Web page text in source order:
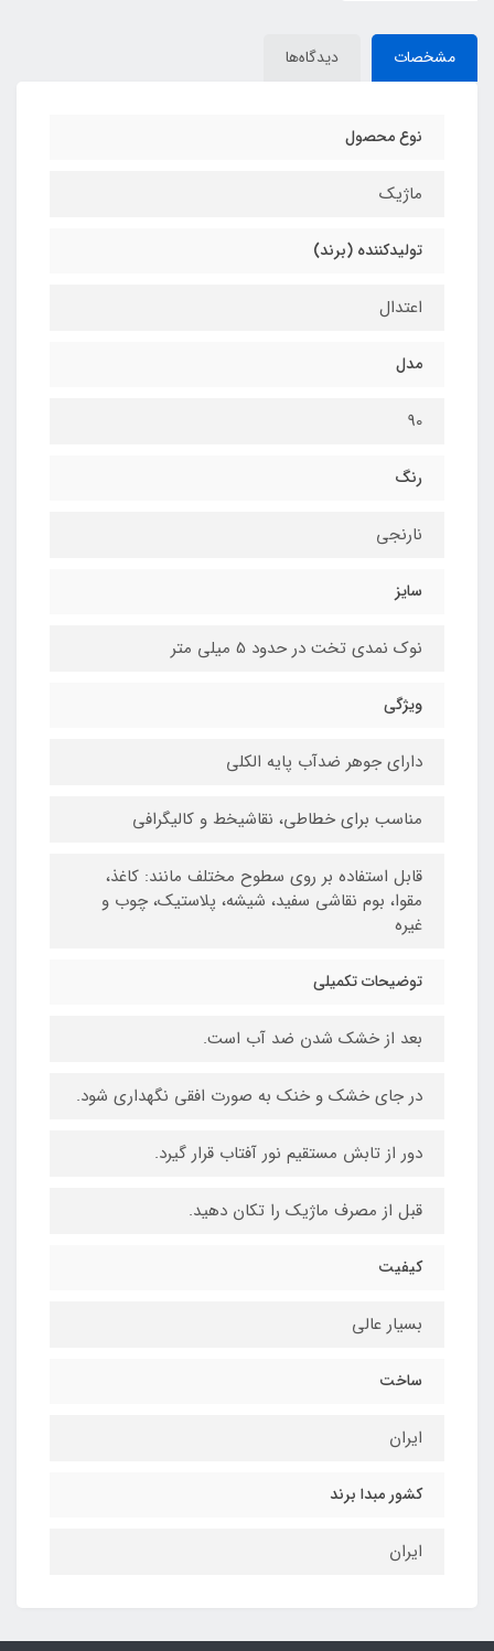
مشخصات دیدگاه‌ها
نوع محصول
ماژیک
تولیدکننده (برند)
اعتدال
مدل
90
رنگ
نارنجی
سایز
نوک نمدی تخت در حدود 5 میلی متر
ویژگی
دارای جوهر ضدآب پایه الکلی
مناسب برای خطاطی، نقاشیخط و کالیگرافی
قابل استفاده بر روی سطوح مختلف مانند: کاغذ،
مقوا، بوم نقاشی سفید، شیشه، پلاستیک، چوب و
غیره
توضیحات تکمیلی
بعد از خشک شدن ضد آب است.
در جای خشک و خنک به صورت افقی نگهداری شود.
دور از تابش مستقیم نور آفتاب قرار گیرد.
قبل از مصرف ماژیک را تکان دهید.
کیفیت
بسیار عالی
ساخت
ایران
کشور مبدا برند
ایران